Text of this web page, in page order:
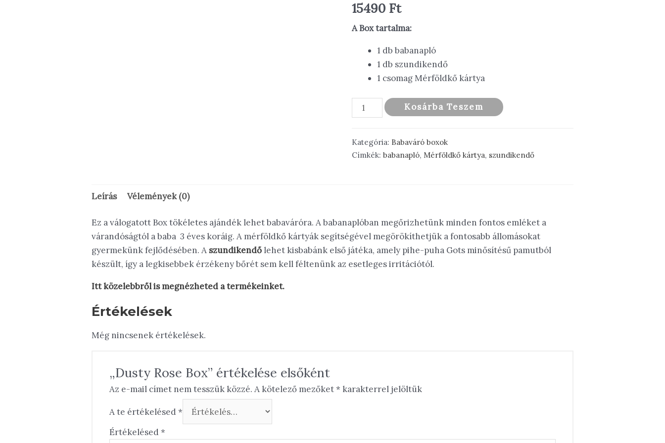
15490 Ft
A Box tartalma:
1 db babanapló
1 db szundikendő
1 csomag Mérföldkő kártya
Dusty
Rose
mennyiség
Kosárba Teszem
Kategória: Babaváró boxok
Címkék: babanapló, Mérföldkő kártya, szundikendő
Leírás Vélemények (0)
Ez a válogatott Box tökéletes ajándék lehet babaváróra. A babanaplóban megőrizhetünk minden fontos emléket a
várandóságtól a baba 3 éves koráig. A mérföldkő kártyák segítségével megörökíthetjük a fontosabb állomásokat
gyermekünk fejlődésében. A szundikendő lehet kisbabánk első játéka, amely pihe-puha Gots minősítésű pamutból
készült, így a legkisebbek érzékeny bőrét sem kell féltenünk az esetleges irritációtól.
Itt közelebbről is megnézheted a termékeinket.
Értékelések
Még nincsenek értékelések.
„Dusty Rose Box” értékelése elsőként
Az e-mail címet nem tesszük közzé. A kötelező mezőket* karakterrel jelöltük
A te értékelésed*
Értékelésed*